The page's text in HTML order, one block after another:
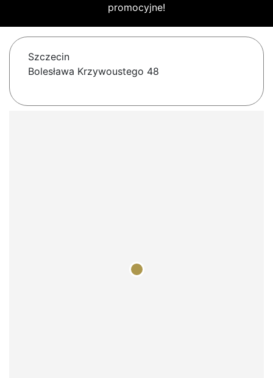
promocyjne!
Szczecin
Bolesława Krzywoustego 48